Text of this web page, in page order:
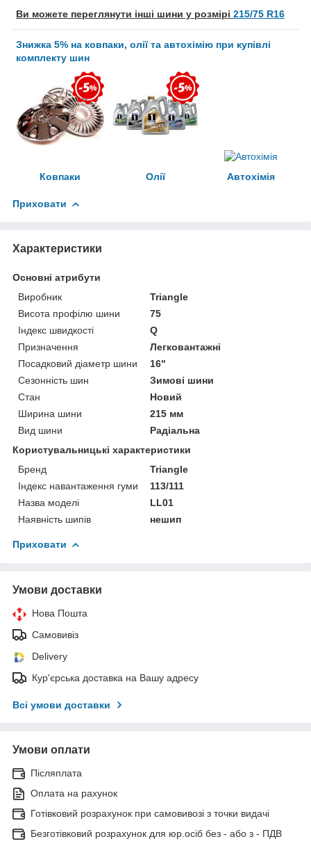
Ви можете переглянути інші шини у розмірі 215/75 R16
Знижка 5% на ковпаки, олії та автохімію при купівлі
комплекту шин
Ковпаки Олії Автохімія
Приховати
Характеристики
Основні атрибути
Виробник
Triangle
Висота профілю шини
75
Індекс швидкості
Q
Призначення
Легковантажні
Посадковий діаметр шини
16"
Сезонність шин
Зимові шини
Стан
Новий
Ширина шини
215 мм
Вид шини
Радіальна
Користувальницькі характеристики
Бренд
Triangle
Індекс навантаження гуми
113/111
Назва моделі
LL01
Наявність шипів
нешип
Приховати
Умови доставки
Нова Пошта
Самовивіз
Delivery
Кур'єрська доставка на Вашу адресу
Всі умови доставки
Умови оплати
Післяплата
Оплата на рахунок
Готівковий розрахунок при самовивозі з точки видачі
Безготівковий розрахунок для юр.осіб без - або з - ПДВ